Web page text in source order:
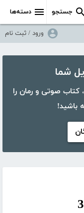
دسته‌ها جستجو
ورود / ثبت نام
بیش از ۵۰،۰۰۰ کتاب، کتاب صوتی و رمان را
باشید!